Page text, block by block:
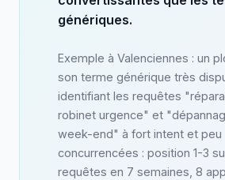
génériques.
Exemple à Valenciennes : un
son terme générique très
identifiant les requêtes
robinet urgence" et
week-end" à fort intent et peu
concurrencées : position 1-3
requêtes en 7 semaines, 8